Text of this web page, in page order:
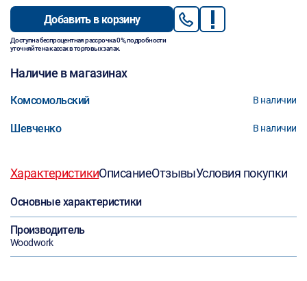
Добавить в корзину
Доступна беспроцентная рассрочка 0%, подробности
уточняйте на кассах в торговых залах.
Наличие в магазинах
Комсомольский В наличии
Шевченко В наличии
ХарактеристикиОписаниеОтзывыУсловия покупки
Основные характеристики
Производитель
Woodwork